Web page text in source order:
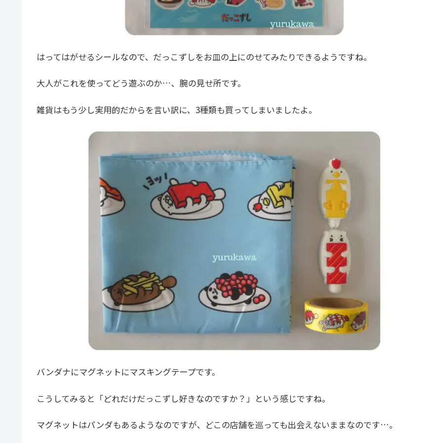
はってはがせるシールなので、だっこずしをお皿の上にのせてみたりできるようですね。
大人がこれを使ってどう遊ぶのか…、腕の見せ所です。
雑貨はもう少し実用的だからを言い訳に、3種類も買ってしまいましたよ。
バンダナにマグネットにマスキングテープです。
こうしてみると「どれだけだっこずし好きなのですか？」という感じですね。
マグネットはパンダもあるようなのですが、どこの店舗を巡っても出会えないままなのです…。